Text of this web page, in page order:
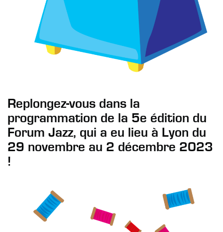
Replongez-vous dans la
programmation de la 5e édition du
Forum Jazz, qui a eu lieu à Lyon du
29 novembre au 2 décembre 2023
!